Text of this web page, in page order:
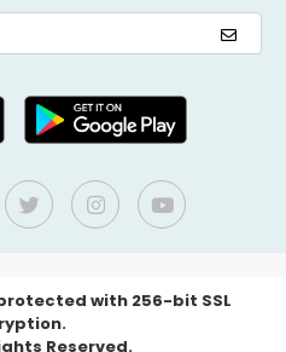
with 256-bit SSL
Reserved.